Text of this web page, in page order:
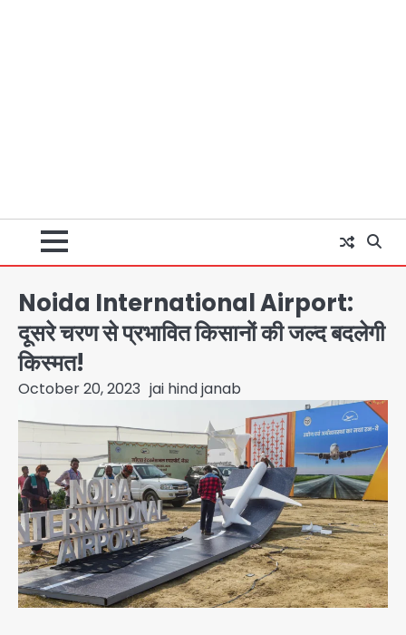
Noida International Airport:
दूसरे चरण से प्रभावित किसानों की जल्द बदलेगी
किस्मत!
October 20, 2023 jai hind janab